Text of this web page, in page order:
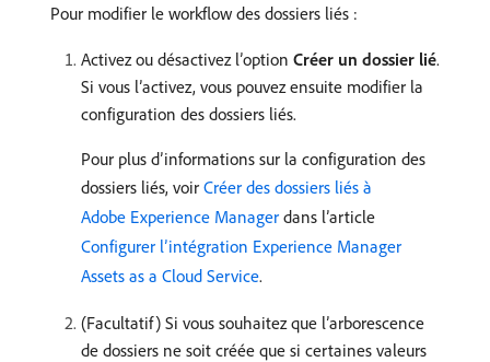
Pour modifier le workflow des dossiers liés :
Activez ou désactivez l’option Créer un dossier lié.
Si vous l’activez, vous pouvez ensuite modifier la
configuration des dossiers liés.
Pour plus d’informations sur la configuration des
dossiers liés, voir Créer des dossiers liés à
Adobe Experience Manager dans l’article
Configurer l’intégration Experience Manager
Assets as a Cloud Service.
(Facultatif) Si vous souhaitez que l’arborescence
de dossiers ne soit créée que si certaines valeurs